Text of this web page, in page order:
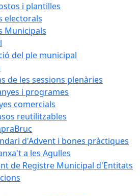
i plantilles
electorals
Municipals
del ple municipal
de les sessions plenàries
i programes
comercials
reutilitzables
d'Advent i bones pràctiques
a les Agulles
de Registre Municipal d'Entitats